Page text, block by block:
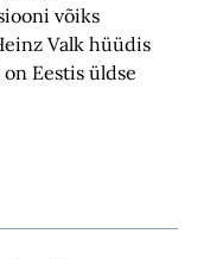
võiks
Valk hüüdis
Eestis üldse